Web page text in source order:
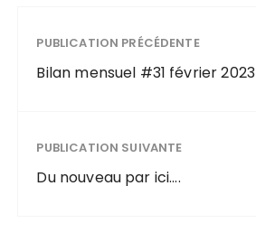
PUBLICATION PRÉCÉDENTE
Bilan mensuel #31 février 2023
PUBLICATION SUIVANTE
Du nouveau par ici....